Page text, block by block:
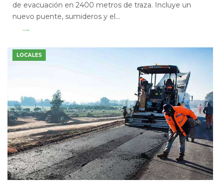
de evacuación en 2400 metros de traza. Incluye un
nuevo puente, sumideros y el...
Leer Más
LOCALES